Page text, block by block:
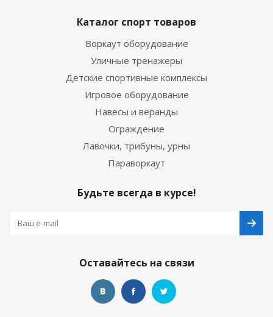
Каталог спорт товаров
Воркаут оборудование
Уличные тренажеры
Детские спортивные комплексы
Игровое оборудование
Навесы и веранды
Ограждение
Лавочки, трибуны, урны
Параворкаут
Будьте всегда в курсе!
Оставайтесь на связи